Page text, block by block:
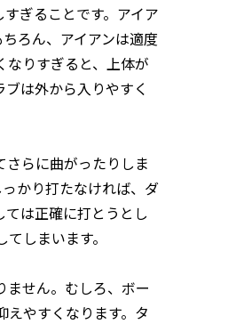
ぎることです。アイア
ろん、アイアンは適度
なりすぎると、上体が
は外から入りやすく
らに曲がったりしま
かり打たなければ、ダ
は正確に打とうとし
しまいます。
ません。むしろ、ボー
やすくなります。タ